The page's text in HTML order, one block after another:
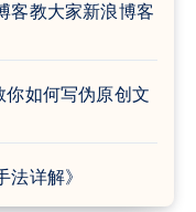
客教大家新浪博客
你如何写伪原创文
法详解》